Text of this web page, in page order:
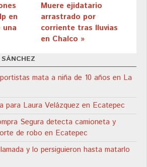
en
una
Muere ejidatario
arrastrado por
corriente tras lluvias
en Chalco »
mata a niña de 10 años en La
para Laura Velázquez en Ecatepec
Segura detecta camioneta y
de robo en Ecatepec
y lo persiguieron hasta matarlo